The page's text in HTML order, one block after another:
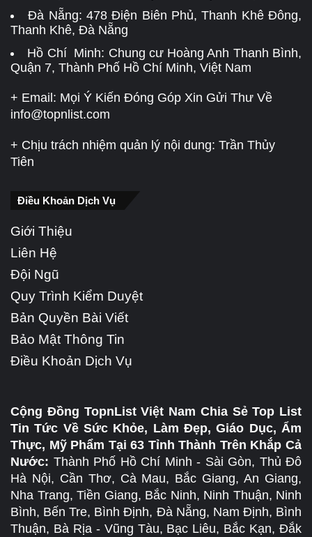
Đà Nẵng:478 Điện Biên Phủ, Thanh Khê Đông,
Thanh Khê, Đà Nẵng
Hồ Chí Minh: Chung cư Hoàng Anh Thanh Bình,
Quận 7, Thành Phố Hồ Chí Minh, Việt Nam
+ Email: Mọi Ý Kiến Đóng Góp Xin Gửi Thư Về
info@topnlist.com
+ Chịu trách nhiệm quản lý nội dung: Trần Thủy
Tiên
Điều Khoản Dịch Vụ
Giới Thiệu
Liên Hệ
Đội Ngũ
Quy Trình Kiểm Duyệt
Bản Quyền Bài Viết
Bảo Mật Thông Tin
Điều Khoản Dịch Vụ
Cộng Đồng TopnList Việt Nam Chia Sẻ Top List
Tin Tức Về Sức Khỏe, Làm Đẹp, Giáo Dục, Ẩm
Thực, Mỹ Phẩm Tại 63 Tỉnh Thành Trên Khắp Cả
Nước: Thành Phố Hồ Chí Minh - Sài Gòn, Thủ Đô
Hà Nội, Cần Thơ, Cà Mau, Bắc Giang, An Giang,
Nha Trang, Tiền Giang, Bắc Ninh, Ninh Thuận, Ninh
Bình, Bến Tre, Bình Định, Đà Nẵng, Nam Định, Bình
Thuận, Bà Rịa - Vũng Tàu, Bạc Liêu, Bắc Kạn, Đắk